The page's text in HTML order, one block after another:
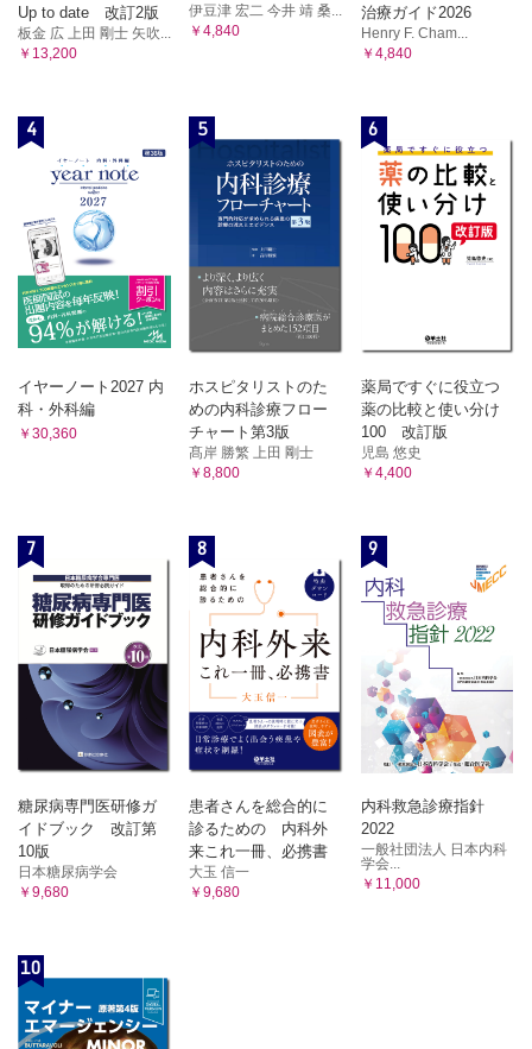
Up to date 改訂2版
板金 広 上田 剛士 矢吹...
￥13,200
伊豆津 宏二 今井 靖 桑...
￥4,840
治療ガイド2026
Henry F. Cham...
￥4,840
4
イヤーノート2027 内
科・外科編
￥30,360
5
ホスピタリストのた
めの内科診療フロー
チャート第3版
髙岸 勝繁 上田 剛士
￥8,800
6
薬局ですぐに役立つ
薬の比較と使い分け
100 改訂版
児島 悠史
￥4,400
7
糖尿病専門医研修ガ
イドブック 改訂第
10版
日本糖尿病学会
￥9,680
8
患者さんを総合的に
診るための 内科外
来これ一冊、必携書
大玉 信一
￥9,680
9
内科救急診療指針
2022
一般社団法人 日本内科
学会...
￥11,000
10